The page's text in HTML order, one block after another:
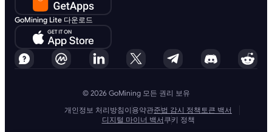
GoMining Lite 다운로드
© 2026 GoMining 모든 권리 보유
개인정보 처리방침 이용약관준법 감시 정책토큰 백서
디지털 마이너 백서 쿠키 정책